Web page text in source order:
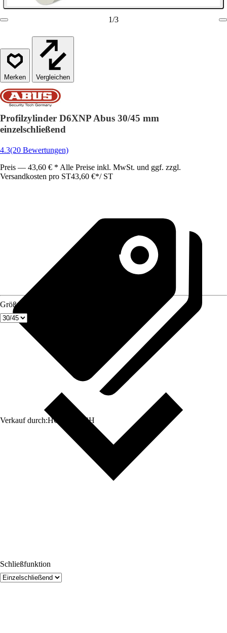
1/3
Vergleichen
Profilzylinder D6XNP Abus 30/45 mm
einzelschließend
4.3(20 Bewertungen)
Preis — 43,60 € * Alle Preise inkl. MwSt. und ggf. zzgl.
Versandkosten pro ST43,60 €*/ ST
Verkauf durch:HORNBACH
Größe
Schließfunktion